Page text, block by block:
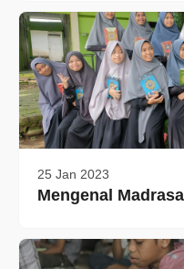
25 Jan 2023
Mengenal